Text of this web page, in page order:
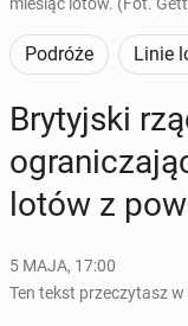
Podróże Linie
Bry­tyj­ski
lotów z
5 MAJA, 17:00
Ten tekst przeczytasz